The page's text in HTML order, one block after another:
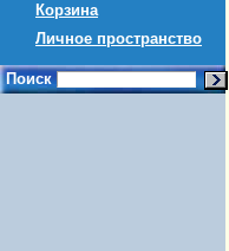
Корзина
Личное пространство
Поиск